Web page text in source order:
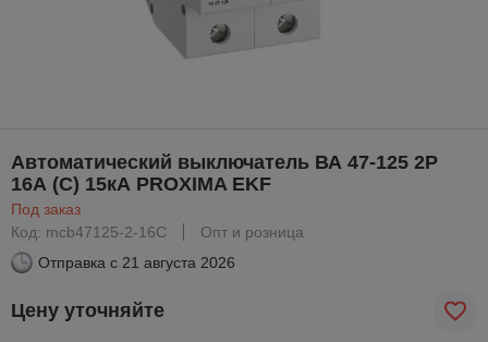
Автоматический выключатель ВА 47-125 2P
16А (C) 15кА PROXIMA EKF
Под заказ
Код: mcb47125-2-16C
Опт и розница
Отправка с 21 августа 2026
Цену уточняйте